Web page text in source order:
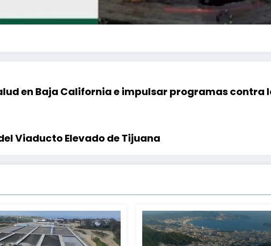
en Baja California e impulsar programas contra
Viaducto Elevado de Tijuana